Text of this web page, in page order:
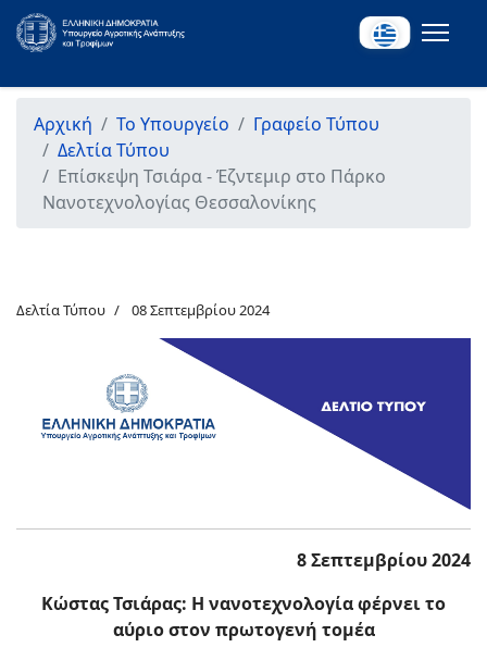
Αρχική Το Υπουργείο
Γραφείο Τύπου
Δελτία Τύπου
Επίσκεψη Τσιάρα - Έζντεμιρ στο Πάρκο
Νανοτεχνολογίας Θεσσαλονίκης
Δελτία Τύπου 08 Σεπτεμβρίου 2024
8 Σεπτεμβρίου 2024
Κώστας Τσιάρας: Η νανοτεχνολογία φέρνει το
αύριο στον πρωτογενή τομέα